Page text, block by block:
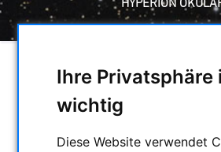
Ihre Privatsphäre
wichtig
Diese Website verwendet
HYPERION
AUSWAHL
KATEGORIEN